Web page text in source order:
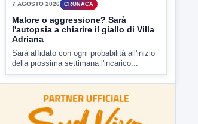
7 AGOSTO 2026 CRONACA
Malore o aggressione? Sarà
l'autopsia a chiarire il giallo di Villa
Adriana
Sarà affidato con ogni probabilità all'inizio
della prossima settimana l'incarico...